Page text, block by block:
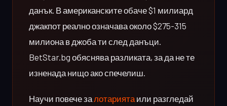
данък. В американските обаче $1 милиард
джакпот реално означава около $275-315
милиона в джоба ти след данъци.
BetStar.bg обяснява разликата, за да не те
изненада нищо ако спечелиш.
Научи повече залотарията или разгледай